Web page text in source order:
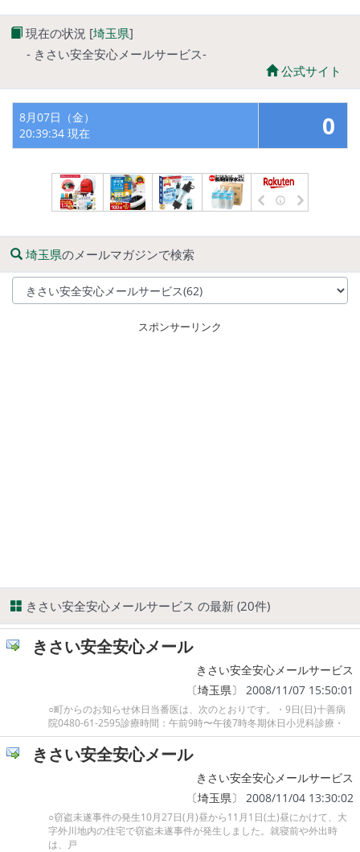
現在の状況 [埼玉県]
- きさい安全安心メールサービス-
公式サイト
8月07日（金）
20:39:34 現在
0
埼玉県のメールマガジンで検索
スポンサーリンク
きさい安全安心メールサービス の最新 (20件)
きさい安全安心メール
きさい安全安心メールサービス
〔埼玉県〕 2008/11/07 15:50:01
○町からのお知らせ休日当番医は、次のとおりです。・9日(日)十善病
院0480-61-2595診療時間：午前9時〜午後7時冬期休日小児科診療・
きさい安全安心メール
きさい安全安心メールサービス
〔埼玉県〕 2008/11/04 13:30:02
○窃盗未遂事件の発生10月27日(月)昼から11月1日(土)昼にかけて、大
字外川地内の住宅で窃盗未遂事件が発生しました。就寝前や外出時
は、戸